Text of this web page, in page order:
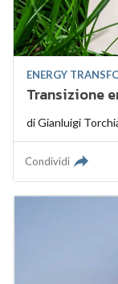
ENERGY
Transizione
diGianluigi
Condividi